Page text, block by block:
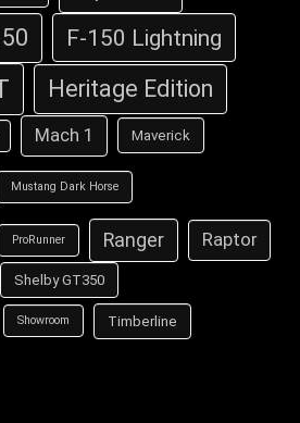
F-150 Lightning
Heritage Edition
Mach 1 Maverick
Mustang Dark Horse
ProRunner Ranger Raptor
Shelby GT350
Showroom Timberline